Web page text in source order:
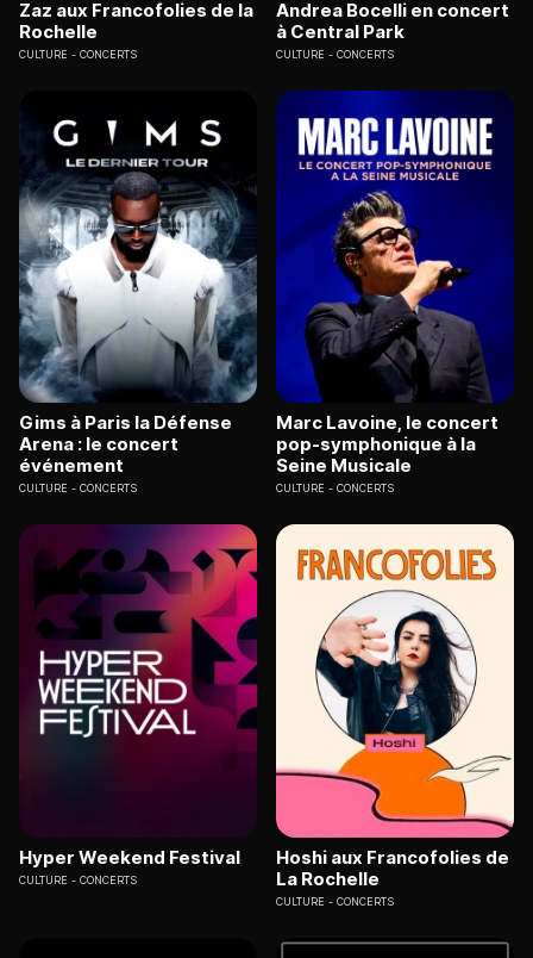
Zaz aux Francofolies de la
Rochelle
CULTURE CONCERTS
Andrea Bocelli en concert
à Central Park
CULTURE CONCERTS
Gims à Paris la Défense
Arena : le concert
événement
CULTURE CONCERTS
Marc Lavoine, le concert
pop-symphonique à la
Seine Musicale
CULTURE CONCERTS
Hyper Weekend Festival
CULTURE CONCERTS
Hoshi aux Francofolies de
La Rochelle
CULTURE CONCERTS